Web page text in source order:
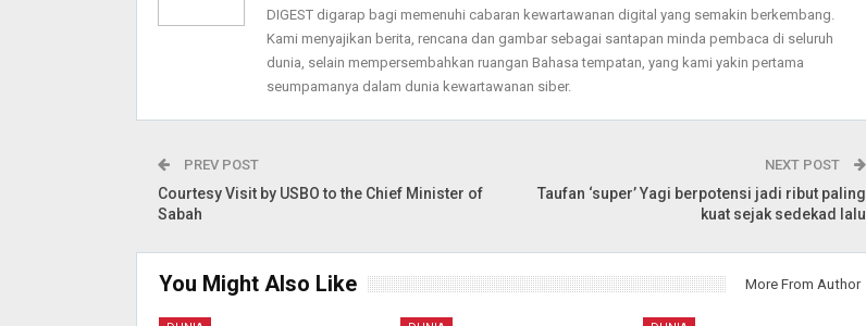
DIGEST digarap bagi memenuhi cabaran kewartawanan digital yang semakin berkembang.
Kami menyajikan berita, rencana dan gambar sebagai santapan minda pembaca di seluruh
dunia, selain mempersembahkan ruangan Bahasa tempatan, yang kami yakin pertama
seumpamanya dalam dunia kewartawanan siber.
PREV POST
Courtesy Visit by USBO to the Chief Minister of
Sabah
NEXT POST
Taufan ‘super’ Yagi berpotensi jadi ribut paling
kuat sejak sedekad lalu
You Might Also Like More From Author